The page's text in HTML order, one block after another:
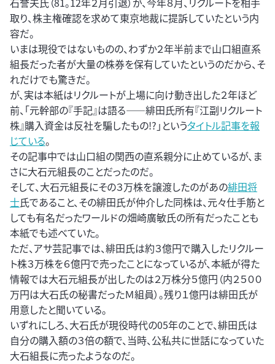
取り、株主権確認を求めて東京地裁に提訴していたという内
容だ。
いまは現役ではないものの、わずか２年半前まで山口組直系
組長だった者が大量の株券を保有していたというのだから、そ
れだけでも驚きだ。
が、実は本紙はリクルートが上場に向け動き出した２年ほど
前、「元幹部の『手記』は語る――緋田氏所有『江副リクルート
株』購入資金は反社を騙したもの!?」というタイトル記事を報
じている。
その記事中では山口組の関西の直系親分に止めているが、ま
さに大石元組長のことだったのだ。
そして、大石元組長にその３万株を譲渡したのがあの緋田将
士氏であること、その緋田氏が仲介した同株は、元々仕手筋と
しても有名だったワールドの畑崎廣敏氏の所有だったことも
本紙でも述べていた。
ただ、アサ芸記事では、緋田氏は約３億円で購入したリクルー
ト株３万株を６億円で売ったことになっているが、本紙が得た
情報では大石元組長が出したのは２万株分５億円（内２５００
万円は大石氏の秘書だったＭ組員）。残り１億円は緋田氏が
用意したと聞いている。
いずれにしろ、大石氏が現役時代の05年のことで、緋田氏は
自分の購入額の３倍の額で、当時、公私共に世話になっていた
大石組長に売ったようなのだ。